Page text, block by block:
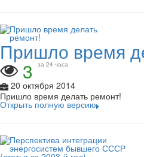
Пришло время
3 за 24 часа
20 октября 2014
Пришло время делать ремонт!
Открыть полную версию